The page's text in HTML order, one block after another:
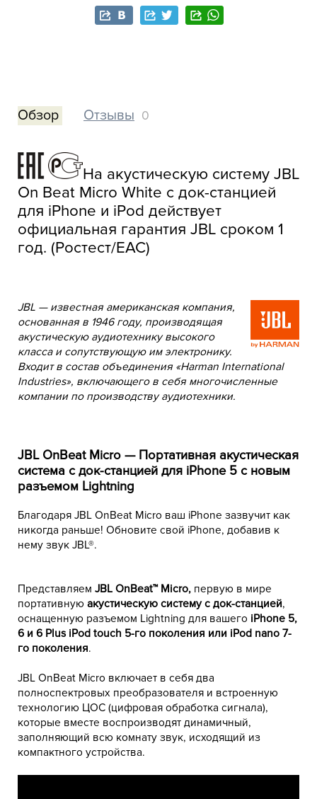
Обзор Отзывы 0
На акустическую систему JBL
On Beat Micro White с док-станцией
для iPhone и iPod действует
официальная гарантия JBL сроком 1
год. (Ростест/EAC)
JBL — известная американская компания,
основанная в 1946 году, производящая
акустическую аудиотехнику высокого
класса и сопутствующую им электронику.
Входит в состав объединения «Harman International
Industries», включающего в себя многочисленные
компании по производству аудиотехники.
JBL OnBeat Micro — Портативная акустическая
система с док-станцией для iPhone 5 с новым
разъемом Lightning
Благодаря JBL OnBeat Micro ваш iPhone зазвучит как
никогда раньше! Обновите свой iPhone, добавив к
нему звук JBL®.
Представляем JBL OnBeat™ Micro, первую в мире
портативную акустическую систему с док-станцией,
оснащенную разъемом Lightning для вашего iPhone 5,
6 и 6 Plus iPod touch 5-го поколения или iPod nano 7-
го поколения.
JBL OnBeat Micro включает в себя два
полноспектровых преобразователя и встроенную
технологию ЦОС (цифровая обработка сигнала),
которые вместе воспроизводят динамичный,
заполняющий всю комнату звук, исходящий из
компактного устройства.